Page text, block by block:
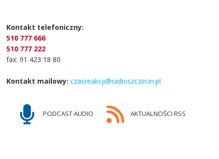
Kontakt telefoniczny:
510 777 666
510 777 222
fax: 91 423 18 80
Kontakt mailowy: czasreakcji@radioszczecin.pl
PODCAST AUDIO AKTUALNOŚCI RSS